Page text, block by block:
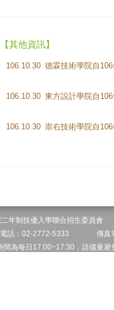
【其他資訊】
106.10.30 德霖技術學院自
106.10.30 東方設計學院自
106.10.30 崇右技術學院自
二年制技優入學聯合招生委員
電話：02-2772-5333 傳
間為每日17:00~17:30，請儘量